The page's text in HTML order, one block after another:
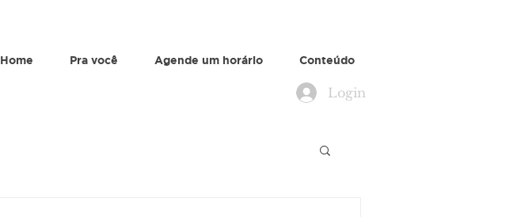
Home Pra você Agende um horário Conteúdo
Login